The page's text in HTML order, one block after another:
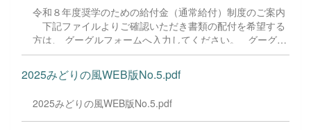
令和８年度奨学のための給付金（通常給付）制度のご案内
下記ファイルよりご確認いただき書類の配付を希望する
方は、 グーグルフォームへ入力してください。 グーグル
フォームへの入力期限は７月３１日(金)です。 なお、申請
書等の学校への提出期限は９月３日(木)です。 よろしくお
願いいたします。 リーフレットR8奨学給付金(通常給
ガイダンスで『９』を押してください。 電話受付時間 平
日8:30～17:00
2025みどりの風WEB版No.5.pdf
2025みどりの風WEB版No.5.pdf